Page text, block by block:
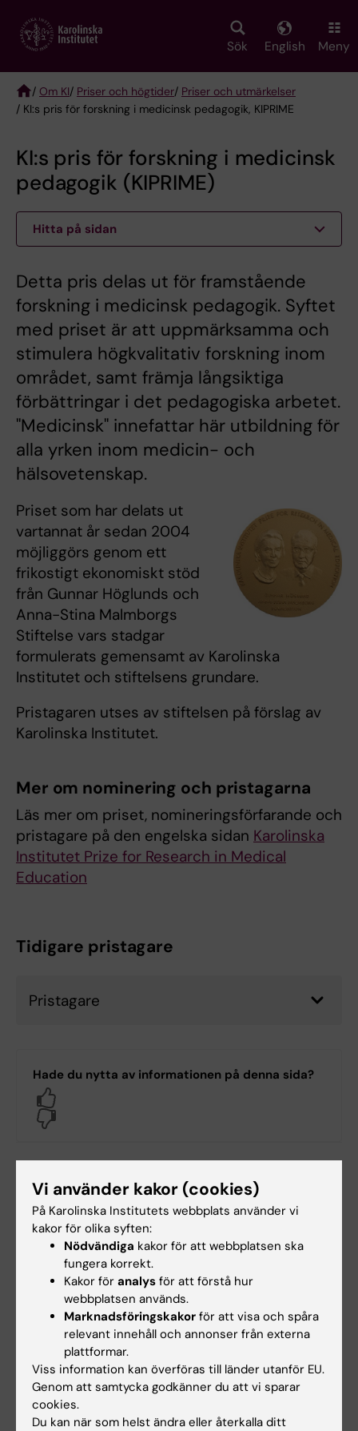
main
Sök English Meny
Breadcrumb
/ Om KI/ Priser och högtider/ Priser och utmärkelser
/ KI:s pris för forskning i medicinsk pedagogik, KIPRIME
KI:s pris för forskning i medicinsk
pedagogik (KIPRIME)
Hitta på sidan
Detta pris delas ut för framstående
forskning i medicinsk pedagogik. Syftet
med priset är att uppmärksamma och
stimulera högkvalitativ forskning inom
området, samt främja långsiktiga
förbättringar i det pedagogiska arbetet.
"Medicinsk" innefattar här utbildning för
alla yrken inom medicin- och
hälsovetenskap.
Priset som har delats ut
vartannat år sedan 2004
möjliggörs genom ett
frikostigt ekonomiskt stöd
från Gunnar Höglunds och
Anna-Stina Malmborgs
Stiftelse vars stadgar
formulerats gemensamt av Karolinska
Institutet och stiftelsens grundare.
Pristagaren utses av stiftelsen på förslag av
Karolinska Institutet.
Mer om nominering och pristagarna
Läs mer om priset, nomineringsförfarande och
pristagare på den engelska sidan Karolinska
Institutet Prize for Research in Medical
Education
Tidigare pristagare
Pristagare
Hade du nytta av informationen på denna sida?
Philip Malmgren
Sidan uppdaterad:2026-05-11
Mer om det här ämnet
KIPRIME Fellows
Lyssna på podcasten KIPRIME
Vi använder kakor (cookies)
På Karolinska Institutets webbplats använder vi
kakor för olika syften:
Nödvändiga kakor för att webbplatsen ska
fungera korrekt.
Kakor för analys för att förstå hur
webbplatsen används.
Marknadsföringskakor för att visa och spåra
relevant innehåll och annonser från externa
plattformar.
Viss information kan överföras till länder utanför EU.
Genom att samtycka godkänner du att vi sparar
cookies.
Du kan när som helst ändra eller återkalla ditt